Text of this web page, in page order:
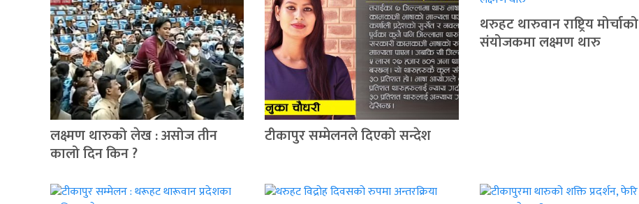
लक्ष्मण थारुको लेख : असोज तीन
कालो दिन किन ?
टीकापुर सम्मेलनले दिएको सन्देश
थरुहट थारुवान राष्ट्रिय मोर्चाको
संयोजकमा लक्ष्मण थारु